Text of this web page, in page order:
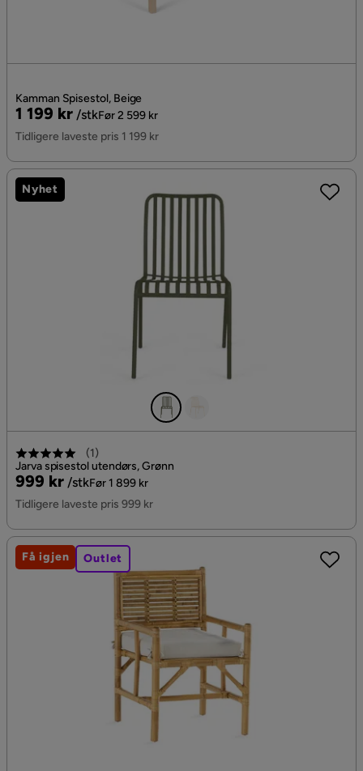
Kamman Spisestol, Beige
Pris
1 199 kr /stk
Original
Pris
Før 2 599 kr
Tidligere laveste pris 1 199 kr
(1)
Jarva spisestol utendørs, Grønn
Pris
999 kr /stk
Original
Pris
Før 1 899 kr
Tidligere laveste pris 999 kr
Nyhet
Få igjen Outlet